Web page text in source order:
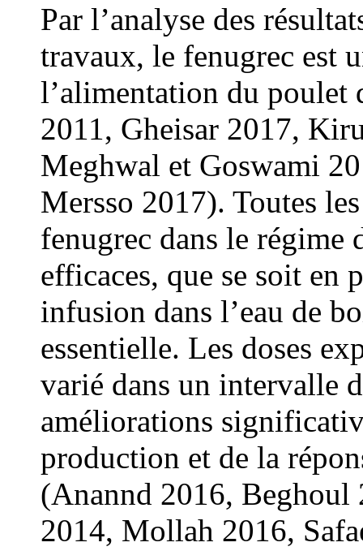
Par l’analyse des
travaux, le fenugrec est
l’alimentation du poulet
2011, Gheisar 2017,
Meghwal et Goswami
Mersso 2017). Toutes
fenugrec dans le régime
efficaces, que se soit en
infusion dans l’eau de
essentielle. Les doses
varié dans un intervalle
améliorations
production et de la
(Anannd 2016,
2014, Mollah 2016,